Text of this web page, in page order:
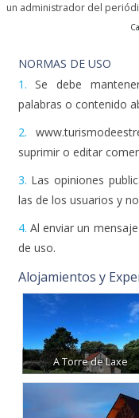
un administrador del
NORMAS DE USO
1. Se debe
palabras o contenido
2.
suprimir o editar
3. Las opiniones
las de los usuarios y
4. Al enviar un
de uso.
Alojamientos y
A Torre de Laxe